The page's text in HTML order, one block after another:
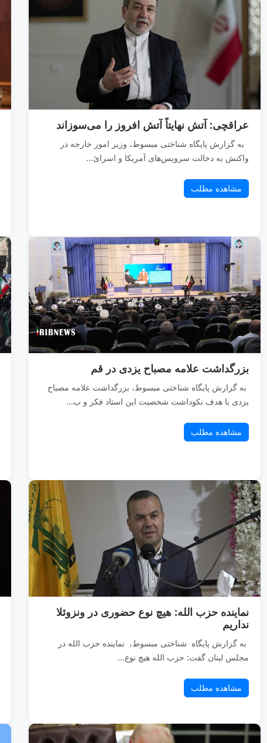
عراقچی: آتش نهایتاً آتش افروز را می‌سوزاند
به گزارش پایگاه شناختی مبسوط، وزیر امور خارجه در
واکنش به دخالت سرویس‌های آمریکا و اسرائ...
مشاهده مطلب
بزرگداشت علامه مصباح یزدی در قم
به گزارش پایگاه شناختی مبسوط، بزرگداشت علامه مصباح
یزدی با هدف نکوداشت شخصیت این استاد فکر و ب...
مشاهده مطلب
نماینده حزب الله: هیچ نوع حضوری در ونزوئلا
نداریم
به گزارش پایگاه شناختی مبسوط، نماینده حزب الله در
مجلس لبنان گفت: حزب الله هیچ نوع...
مشاهده مطلب